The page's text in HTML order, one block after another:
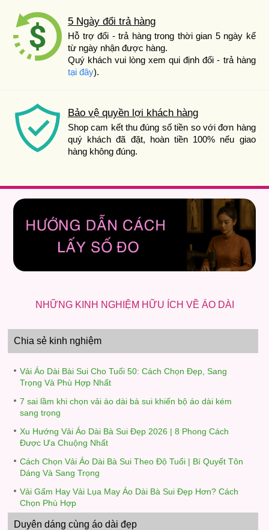
5 Ngày đổi trả hàng
Hỗ trợ đổi - trả hàng trong thời gian 5 ngày kể
từ ngày nhận được hàng.
Quý khách vui lòng xem qui định đổi - trả hàng
tại đây).
Bảo vệ quyền lợi khách hàng
Shop cam kết thu đúng số tiền so với đơn hàng
quý khách đã đặt, hoàn tiền 100% nếu giao
hàng không đúng.
NHỮNG KINH NGHIỆM HỮU ÍCH VỀ ÁO DÀI
Chia sẻ kinh nghiệm
Vải Áo Dài Bài Sui Cho Tuổi 50: Cách Chọn Đẹp, Sang
Trọng Và Phù Hợp Nhất
7 sai lầm khi chọn vải áo dài bà sui khiến bộ áo dài kém
sang trọng
Xu Hướng Vải Áo Dài Bà Sui Đẹp 2026 | 8 Phong Cách
Được Ưa Chuộng Nhất
Cách Chọn Vải Áo Dài Bà Sui Theo Độ Tuổi | Bí Quyết Tôn
Dáng Và Sang Trọng
Vải Gấm Hay Vải Lụa May Áo Dài Bà Sui Đẹp Hơn? Cách
Chọn Phù Hợp
Duyên dáng cùng áo dài đẹp